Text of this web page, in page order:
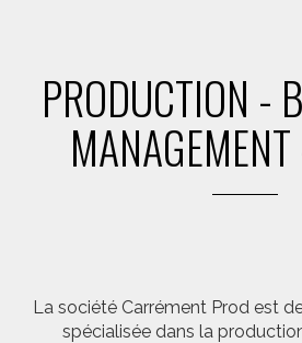
PRODUCTION -
La société Carrément Prod est
spécialisée dans la